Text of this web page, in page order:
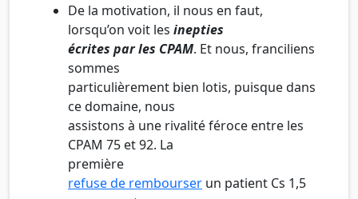
De la motivation, il nous en faut,
lorsqu’on voit les inepties
écrites par les CPAM. Et nous, franciliens
sommes
particulièrement bien lotis, puisque dans
ce domaine, nous
assistons à une rivalité féroce entre les
CPAM 75 et 92. La
première
refuse de rembourser un patient Cs 1,5